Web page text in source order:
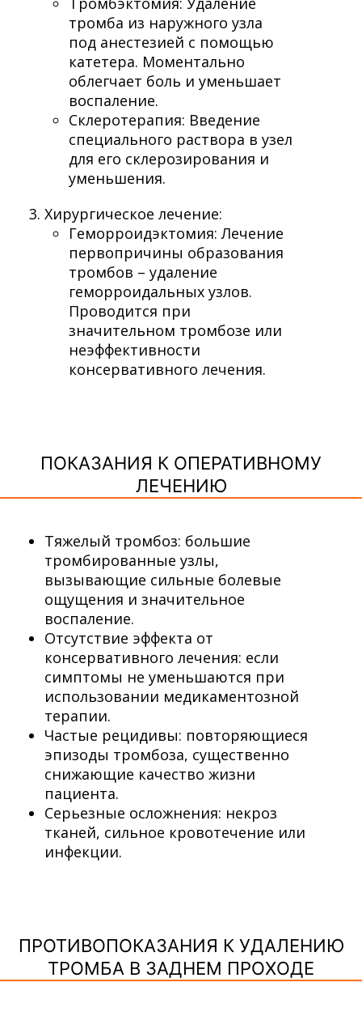
тромба из наружного узла
под анестезией с помощью
катетера. Моментально
облегчает боль и уменьшает
воспаление.
Склеротерапия: Введение
специального раствора в узел
для его склерозирования и
уменьшения.
Хирургическое лечение:
Геморроидэктомия: Лечение
первопричины образования
тромбов – удаление
геморроидальных узлов.
Проводится при
значительном тромбозе или
неэффективности
консервативного лечения.
ПОКАЗАНИЯ К ОПЕРАТИВНОМУ
ЛЕЧЕНИЮ
Тяжелый тромбоз: большие
тромбированные узлы,
вызывающие сильные болевые
ощущения и значительное
воспаление.
Отсутствие эффекта от
консервативного лечения: если
симптомы не уменьшаются при
использовании медикаментозной
терапии.
Частые рецидивы: повторяющиеся
эпизоды тромбоза, существенно
снижающие качество жизни
пациента.
Серьезные осложнения: некроз
тканей, сильное кровотечение или
инфекции.
ПРОТИВОПОКАЗАНИЯ К УДАЛЕНИЮ
ТРОМБА В ЗАДНЕМ ПРОХОДЕ